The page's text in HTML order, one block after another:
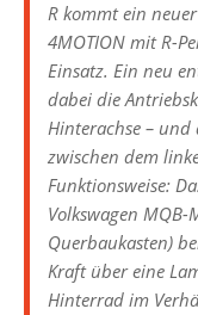
R kommt ein
4MOTION mit R-
Einsatz. Ein neu
dabei die
Hinterachse – und
zwischen dem
Funktionsweise:
Volkswagen
Querbaukasten)
Kraft über eine
Hinterrad im